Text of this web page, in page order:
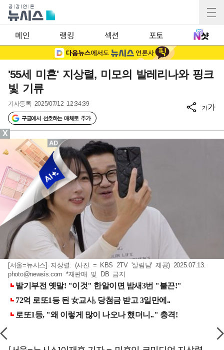
메인 랭킹 섹션 포토
'55세 미혼' 지상렬, 미모의 발레리나와 핑크
빛 기류
기사등록 2025/07/12 12:34:39
구글에서 선호하는 매체로 추가
가가
[서울=뉴시스] 지상렬. (사진 = KBS 2TV '살림남' 제공) 2025.07.13.
photo@newsis.com *재판매 및 DB 금지
X